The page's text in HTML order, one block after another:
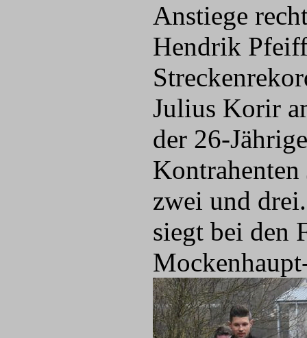
Anstiege
Hendrik
Julius Korir
der 26-
zwei und
siegt bei den